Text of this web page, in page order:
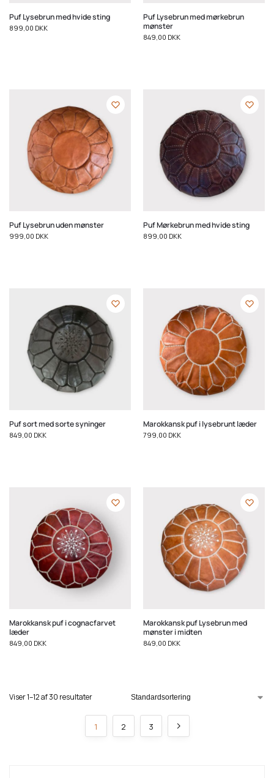
Puf Lysebrun med hvide sting
899,00 DKK
Puf Lysebrun med mørkebrun
mønster
849,00 DKK
Puf Lysebrun uden mønster
999,00 DKK
Puf Mørkebrun med hvide sting
899,00 DKK
Puf sort med sorte syninger
849,00 DKK
Marokkansk puf i lysebrunt læder
799,00 DKK
Marokkansk puf i cognacfarvet
læder
849,00 DKK
Marokkansk puf Lysebrun med
mønster i midten
849,00 DKK
Viser 1–12 af 30 resultater
1 2 3